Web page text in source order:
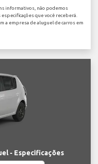
informativos, não podemos
que você receberá.
a empresa de aluguel de carros em
- Especificações